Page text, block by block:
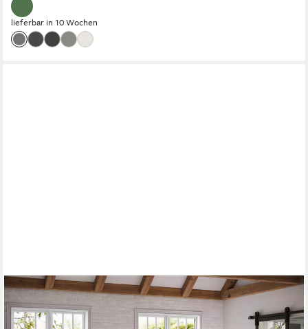
lieferbar in 10 Wochen
OTTO HOME
2,5-Sitzer Pike, B: 198 cm, mit Metallfüße, wahlweise auch in
Echtleder